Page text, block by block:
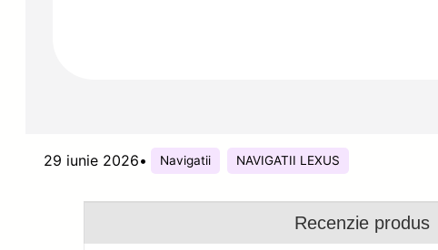
29 iunie 2026• Navigatii NAVIGATII LEXUS
Recenzie produs